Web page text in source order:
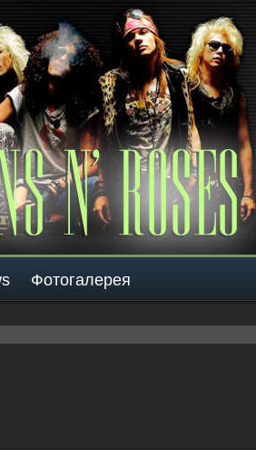
Фотогалерея